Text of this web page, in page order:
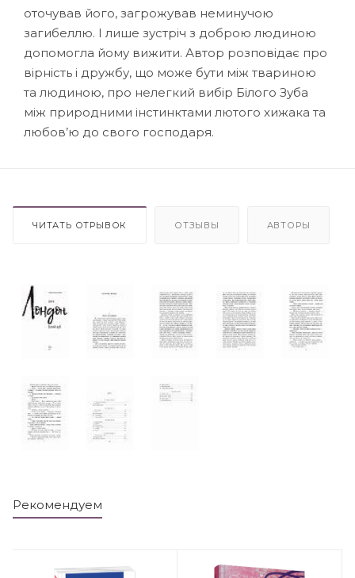
оточував його, загрожував неминучою
загибеллю. І лише зустріч з доброю людиною
допомогла йому вижити. Автор розповідає про
вірність і дружбу, що може бути між твариною
та людиною, про нелегкий вибір Білого Зуба
між природними інстинктами лютого хижака та
любов’ю до свого господаря.
ЧИТАТЬ ОТРЫВОК ОТЗЫВЫ АВТОРЫ
Рекомендуем